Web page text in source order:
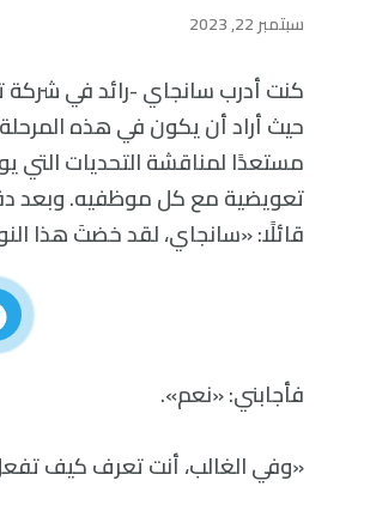
سبتمبر 22, 2023
كنت أدرب سانجاي -رائد في
حيث أراد أن يكون في هذه المرحلة
مستعدًا لمناقشة التحديات التي
تعويضية مع كل موظفيه. وبعد
قائلًا: «سانجاي، لقد خضتَ هذا
فأجابني: «نعم».
«وفي الغالب، أنت تعرف كيف